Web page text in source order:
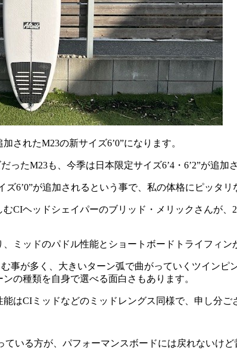
されたM23の新サイズ6’0”になります。
ったM23も、今季は日本限定サイズ6’4・6’2”が追
6’0”が追加されるという事で、私の体格にピッタリな
CIヘッドシェイパーのブリッド・メリックさんが
ミッドのパドル性能とショートボードトライフィ
事が多く、大きいターン弧で曲がっていくツイン
の種類を自身で選べる面白さもあります。
はCIミッドなどのミッドレングス同様で、申し分ご
いる方が、パフォーマンスボードには戻れないけ